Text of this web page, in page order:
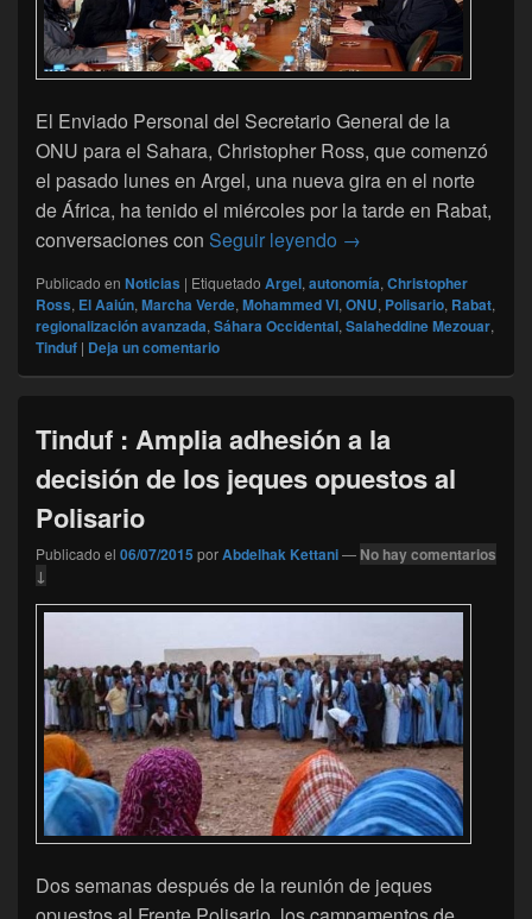
El Enviado Personal del Secretario General de la
ONU para el Sahara, Christopher Ross, que comenzó
el pasado lunes en Argel, una nueva gira en el norte
de África, ha tenido el miércoles por la tarde en Rabat,
conversaciones con Seguir leyendo Sáhara Occidental,
→
Publicado en Noticias | Etiquetado Argel, autonomía, Christopher
Ross, El Aaiún, Marcha Verde, Mohammed VI, ONU, Polisario, Rabat,
regionalización avanzada, Sáhara Occidental, Salaheddine Mezouar,
Tinduf | Deja un comentario
Tinduf : Amplia adhesión a la
decisión de los jeques opuestos al
Polisario
Publicado el 06/07/2015 porAbdelhak Kettani— No hay comentarios
↓
Dos semanas después de la reunión de jeques